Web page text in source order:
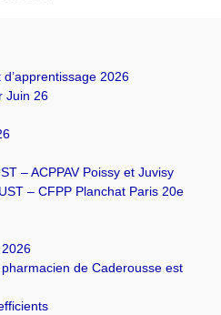
2026
Juin 26
– ACPPAV Poissy et Juvisy
– CFPP Planchat Paris 20e
de Caderousse est